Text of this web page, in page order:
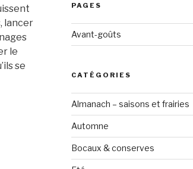
lancer
le
se
PAGES
Avant-goûts
CATÉGORIES
Almanach – saisons et frairies
Automne
Bocaux & conserves